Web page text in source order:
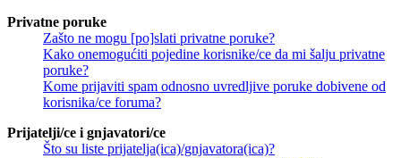
Privatne poruke
Zašto ne mogu [po]slati privatne poruke?
Kako onemogućiti pojedine korisnike/ce da mi šalju privatne
poruke?
Kome prijaviti spam odnosno uvredljive poruke dobivene od
korisnika/ce foruma?
Prijatelji/ce i gnjavatori/ce
Što su liste prijatelja(ica)/gnjavatora(ica)?